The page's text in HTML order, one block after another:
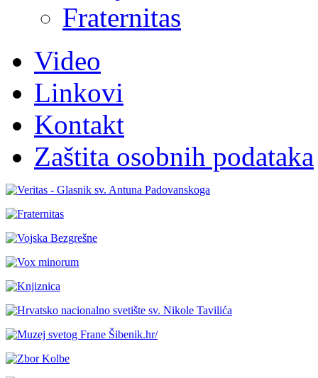
Fraternitas
Video
Linkovi
Kontakt
Zaštita osobnih podataka